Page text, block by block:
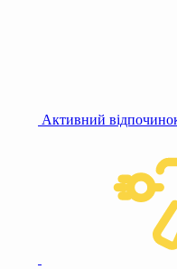
Активний